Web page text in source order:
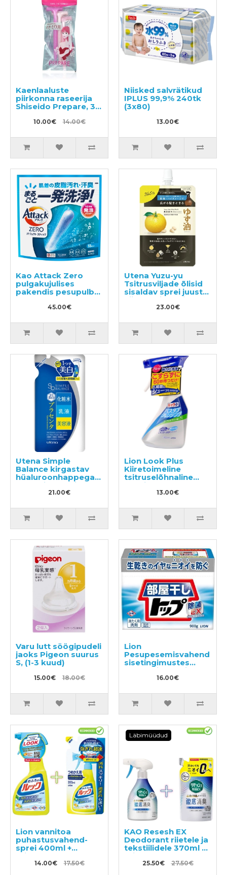
Kaenlaaluste
piirkonna raseerija
Shiseido Prepare, 3
10.00€ 14.00€
Niisked salvrätikud
IPLUS 99,9% 240tk
(3x80)
13.00€
Kao Attack Zero
pulgakujulises
pakendis pesupulber
45.00€
Utena Yuzu-yu
Tsitrusviljade õlisid
sisaldav sprei juuste
niisutamiseks ja
toitmiseks, täide
23.00€
Utena Simple
Balance kirgastav
hüaluroonhappega
näolosjoon, täide
21.00€
Lion Look Plus
Kiiretoimeline
tsitruselõhnaline
13.00€
Varu lutt söögipudeli
jaoks Pigeon suurus
S, (1-3 kuud)
15.00€ 18.00€
Lion
Pesupesemisvahend
sisetingimustes
pesu kuivatamiseks
16.00€
Lion vannitoa
puhastusvahend-
sprei 400ml +
täitepakend 350ml
14.00€ 17.50€
Läbimüüdud
KAO Resesh EX
Deodorant riietele ja
tekstiilidele 370ml +
täide 320ml
25.50€ 27.50€